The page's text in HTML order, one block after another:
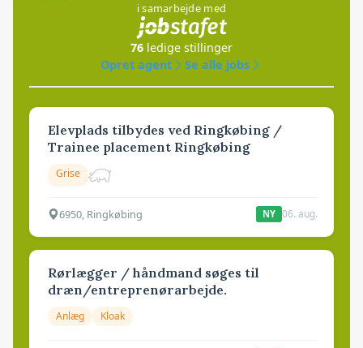
i samarbejde med
76 ledige stillinger
Opret agent
Se alle jobs
Elevplads tilbydes ved Ringkøbing /
Trainee placement Ringkøbing
Grise
6950, Ringkøbing NY 06. aug.
Rørlægger / håndmand søges til
dræn/entreprenørarbejde.
Anlæg Kloak